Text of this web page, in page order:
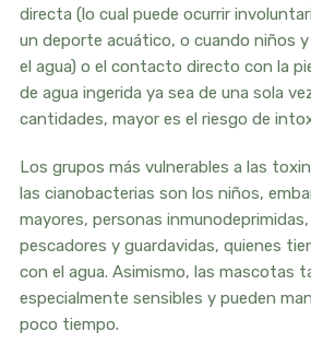
directa (lo cual puede ocurrir
un deporte acuático, o cuando niños
el agua) o el contacto directo con la
de agua ingerida ya sea de una sola
cantidades, mayor es el riesgo de
Los grupos más vulnerables a las
las cianobacterias son los niños,
mayores, personas
pescadores y guardavidas, quienes
con el agua. Asimismo, las mascotas
especialmente sensibles y pueden
poco tiempo.